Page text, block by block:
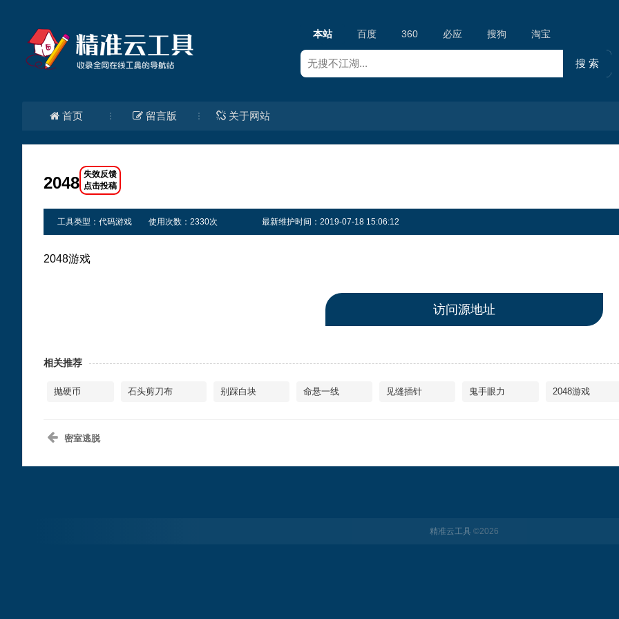
本站 百度 360 必应 搜狗 淘宝
首页 留言版 关于网站
2048
工具类型：代码游戏 使用次数：2330次 最新维护时间：2019-07-18 15:06:12
2048游戏
访问源地址
相关推荐
抛硬币 石头剪刀布 别踩白块 命悬一线 见缝插针 鬼手眼力 2048游戏
密室逃脱
精准云工具 ©2026